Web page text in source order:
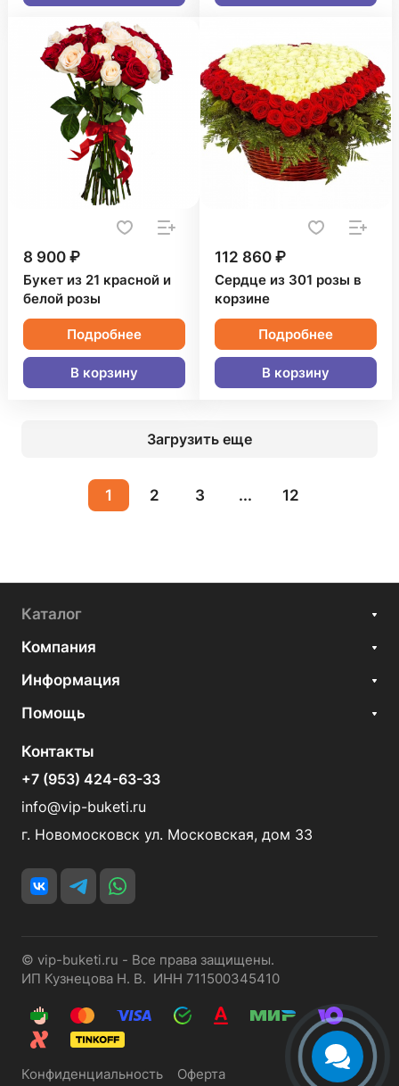
8 900 ₽
Букет из 21 красной и
белой розы
Подробнее
В корзину
112 860 ₽
Сердце из 301 розы в
корзине
Подробнее
В корзину
Загрузить еще
1 2 3 ... 12
Каталог
Компания
Информация
Помощь
Контакты
+7 (953) 424-63-33
info@vip-buketi.ru
г. Новомосковск ул. Московская, дом 33
© vip-buketi.ru - Все права защищены.
ИП Кузнецова Н. В. ИНН 711500345410
Конфиденциальность Оферта